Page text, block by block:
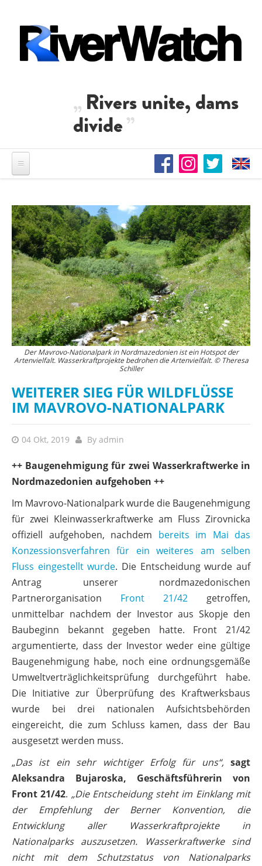
Rivers unite, dams
divide
Der Mavrovo-Nationalpark in Nordmazedonien ist ein Hotspot der
Artenvielfalt. Wasserkraftprojekte bedrohen die Artenvielfalt. © Theresa
Schiller
WEITERER SIEG FÜR WILDFLÜSSE
IM MAVROVO-NATIONALPARK
04 Okt, 2019 By admin
++ Baugenehmigung für zwei Wasserkraftwerke in
Nordmazedonien aufgehoben ++
Im Mavrovo-Nationalpark wurde die Baugenehmigung
für zwei Kleinwasserkraftwerke am Fluss Zirovnicka
offiziell aufgehoben, nachdem bereits im Mai das
Konzessionsverfahren für ein weiteres am selben
Fluss eingestellt wurde. Die Entscheidung wurde auf
Antrag unserer nordmazedonischen
Partnerorganisation Front 21/42 getroffen,
unmittelbar nachdem der Investor aus Skopje den
Baubeginn bekannt gegeben hatte. Front 21/42
argumentierte, dass der Investor weder eine gültige
Baugenehmigung habe, noch eine ordnungsgemäße
Umweltverträglichkeitsprüfung durchgeführt habe.
Die Initiative zur Überprüfung des Kraftwerksbaus
wurde bei drei nationalen Aufsichtsbehörden
eingereicht, die zum Schluss kamen, dass der Bau
ausgesetzt werden muss.
„Das ist ein sehr wichtiger Erfolg für uns“, sagt
Aleksandra Bujaroska, Geschäftsführerin von
Front 21/42. „Die Entscheidung steht im Einklang mit
der Empfehlung der Berner Konvention, die
Entwicklung aller Wasserkraftprojekte in
Nationalparks auszusetzen. Wasserkraftwerke sind
nicht mit dem Schutzstatus von Nationalparks